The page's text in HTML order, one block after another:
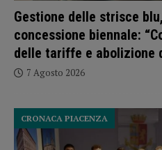
Gestione delle strisce
concessione biennale:
delle tariffe e abolizione
7 Agosto 2026
CRONACA PIACENZA